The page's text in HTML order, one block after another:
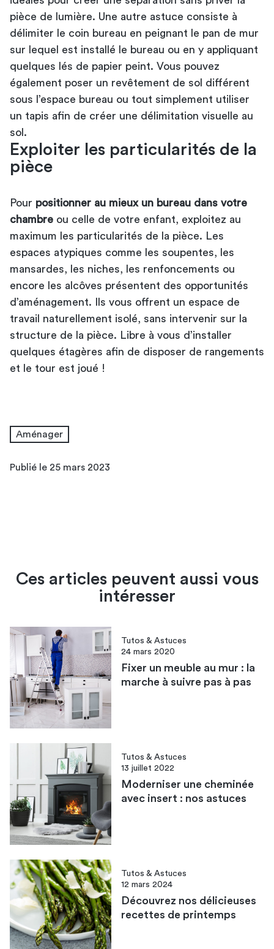
pièce de lumière. Une autre astuce consiste à
délimiter le coin bureau en peignant le pan de mur
sur lequel est installé le bureau ou en y appliquant
quelques lés de papier peint. Vous pouvez
également poser un revêtement de sol différent
sous l’espace bureau ou tout simplement utiliser
un tapis afin de créer une délimitation visuelle au
sol.
Exploiter les particularités de la
pièce
Pour positionner au mieux un bureau dans votre
chambre ou celle de votre enfant, exploitez au
maximum les particularités de la pièce. Les
espaces atypiques comme les soupentes, les
mansardes, les niches, les renfoncements ou
encore les alcôves présentent des opportunités
d’aménagement. Ils vous offrent un espace de
travail naturellement isolé, sans intervenir sur la
structure de la pièce. Libre à vous d’installer
quelques étagères afin de disposer de rangements
et le tour est joué !
Aménager
Publié le 25 mars 2023
Ces articles peuvent aussi vous
intéresser
Tutos & Astuces
24 mars 2020
Fixer un meuble au mur : la
marche à suivre pas à pas
Tutos & Astuces
13 juillet 2022
Moderniser une cheminée
avec insert : nos astuces
Tutos & Astuces
12 mars 2024
Découvrez nos délicieuses
recettes de printemps